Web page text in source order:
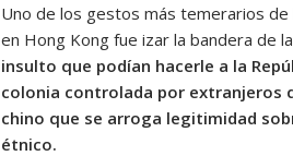
Uno de los gestos más temerarios
en Hong Kong fue izar la bandera de
insulto que podían hacerle a la
colonia controlada por extranjeros
chino que se arroga legitimidad
étnico.